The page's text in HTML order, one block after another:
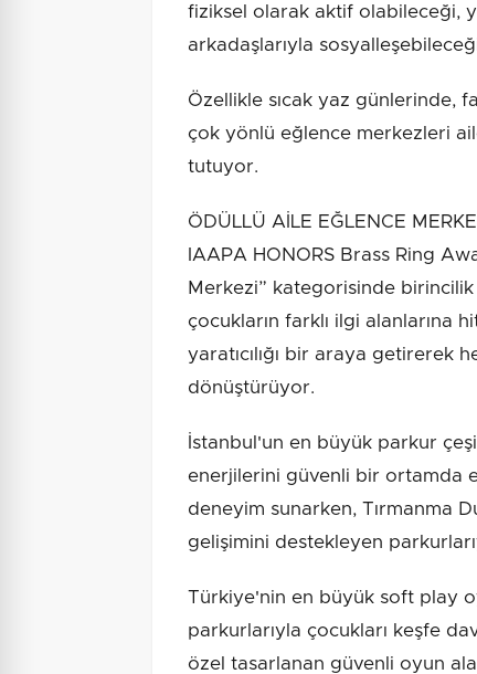
fiziksel olarak aktif olabileceği,
arkadaşlarıyla
Özellikle sıcak yaz günlerinde,
çok yönlü eğlence merkezleri
tutuyor.
ÖDÜLLÜ AİLE EĞLENCE
IAAPA HONORS Brass Ring
Merkezi” kategorisinde
çocukların farklı ilgi alanlarına
yaratıcılığı bir araya getirerek
dönüştürüyor.
İstanbul'un en büyük parkur
enerjilerini güvenli bir ortamda
deneyim sunarken, Tırmanma
gelişimini destekleyen
Türkiye'nin en büyük soft play
parkurlarıyla çocukları keşfe
özel tasarlanan güvenli oyun